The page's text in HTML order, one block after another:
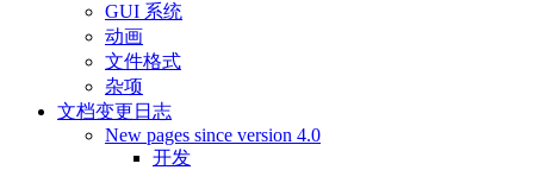
GUI 系统
动画
文件格式
杂项
文档变更日志
New pages since version 4.0
开发